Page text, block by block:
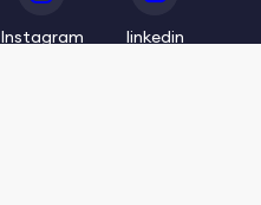
Instagram linkedin